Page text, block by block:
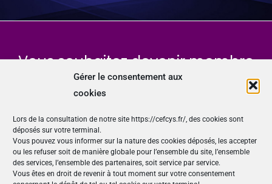
Gérer le consentement aux
cookies
Lors de la consultation de notre site https://cefcys.fr/, des cookies sont
déposés sur votre terminal.
Vous pouvez vous informer sur la nature des cookies déposés, les accepter
ou les refuser soit de manière globale pour l’ensemble du site, l’ensemble
des services, l’ensemble des partenaires, soit service par service.
Vous êtes en droit de revenir à tout moment sur votre consentement
Vous souhaitez devenir membre
du Cefcys, l’association des
femmes de la cybersécurité ?
Rejoignez-nous